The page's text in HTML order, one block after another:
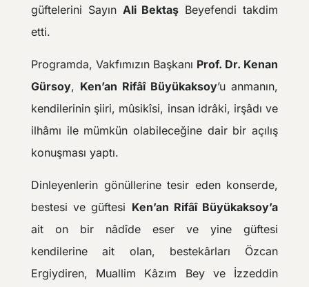
güftelerini Sayın Ali Bektaş Beyefendi takdim
etti.
Programda, Vakfımızın Başkanı Prof. Dr. Kenan
Gürsoy, Ken’an Rifâî Büyükaksoy’u anmanın,
kendilerinin şiiri, mûsikîsi, insan idrâki, irşâdı ve
ilhâmı ile mümkün olabileceğine dair bir açılış
konuşması yaptı.
Dinleyenlerin gönüllerine tesir eden konserde,
bestesi ve güftesi Ken’an Rifâî Büyükaksoy’a
ait on bir nâdîde eser ve yine güftesi
kendilerine ait olan, bestekârları Özcan
Ergiydiren, Muallim Kâzım Bey ve İzzeddin